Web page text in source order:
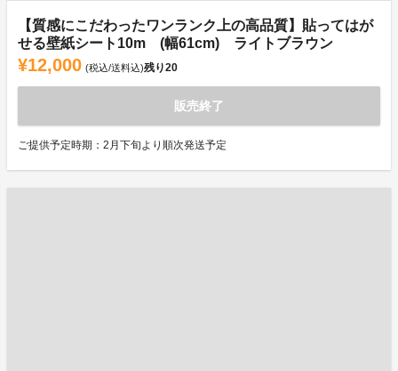
【質感にこだわったワンランク上の高品質】貼ってはが
せる壁紙シート10m (幅61cm) ライトブラウン
¥12,000 (税込/送料込)残り20
販売終了
ご提供予定時期：2月下旬より順次発送予定